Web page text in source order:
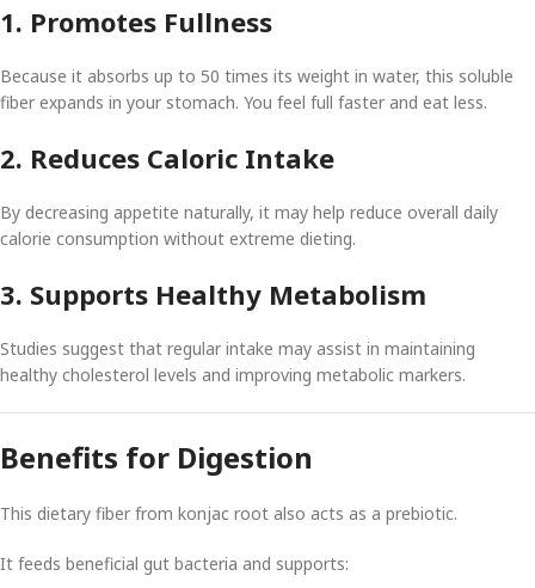
1. Promotes Fullness
Because it absorbs up to 50 times its weight in water, this soluble
fiber expands in your stomach. You feel full faster and eat less.
2. Reduces Caloric Intake
By decreasing appetite naturally, it may help reduce overall daily
calorie consumption without extreme dieting.
3. Supports Healthy Metabolism
Studies suggest that regular intake may assist in maintaining
healthy cholesterol levels and improving metabolic markers.
Benefits for Digestion
This dietary fiber from konjac root also acts as a prebiotic.
It feeds beneficial gut bacteria and supports: